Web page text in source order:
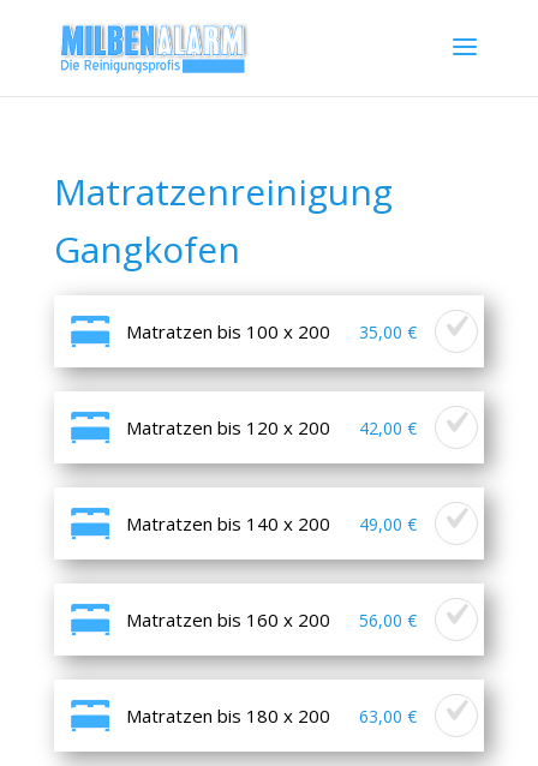
Matratzenreinigung
Gangkofen
Matratzen bis 100 x 200 35,00 €
Matratzen bis 120 x 200 42,00 €
Matratzen bis 140 x 200 49,00 €
Matratzen bis 160 x 200 56,00 €
Matratzen bis 180 x 200 63,00 €